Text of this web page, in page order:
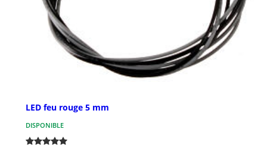
LED feu rouge 5 mm
DISPONIBLE